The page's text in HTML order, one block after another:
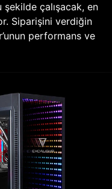
çalışacak, en
Siparişini verdiğin
performans ve